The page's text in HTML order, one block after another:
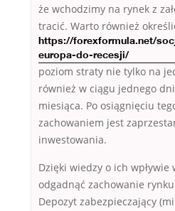
że wchodzimy na rynek z
tracić. Warto również
https://forexformula.net/
europa-do-recesji/
poziom straty nie tylko na
również w ciągu jednego
miesiąca. Po osiągnięciu
zachowaniem jest
inwestowania.
Dzięki wiedzy o ich wpływie
odgadnąć zachowanie rynku
Depozyt zabezpieczający